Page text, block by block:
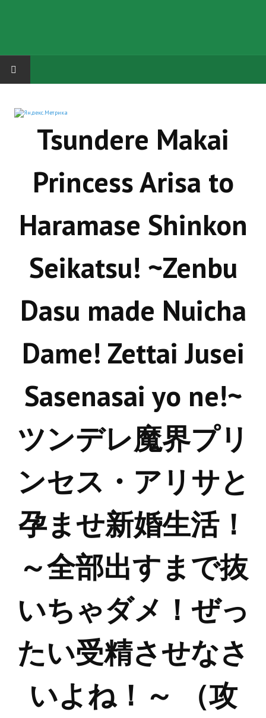
Русская биржа
Aliens vs Predator 2 (Русские субтитры)
Новый ГГ
Моды группы
Теневой кардинал для Скайрима
Работы Alexandra10
Apella CBBE SSE BodySlide (with Physics)
Kitana CBBE SSE BodySlide (with Physics)
Nekomimi
New Light Skyrim SE
SB Corset Armor CBBE SSE BodySlide (with Physics)
Wedding Wear CBBE SSE BodySlide (with Physics)
Работы Тестера 55
Небесный воин
Немного героев меча и магии
Расширенная версия Х3
REBalance
Работы Kuroneko
Tsundere Makai
Princess Arisa to
Haramase Shinkon
Seikatsu! ~Zenbu
Dasu made Nuicha
Dame! Zettai Jusei
Sasenasai yo ne!~
ツンデレ魔界プリ
ンセス・アリサと
孕ませ新婚生活！
～全部出すまで抜
いちゃダメ！ぜっ
たい受精させなさ
いよね！～ （攻